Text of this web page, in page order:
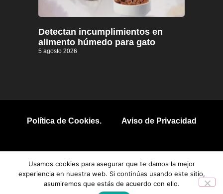
Detectan incumplimientos en
alimento húmedo para gato
5 agosto 2026
Política de Cookies. Aviso de Privacidad
Usamos cookies para asegurar que te damos la mejor
experiencia en nuestra web. Si continúas usando este sitio,
asumiremos que estás de acuerdo con ello.